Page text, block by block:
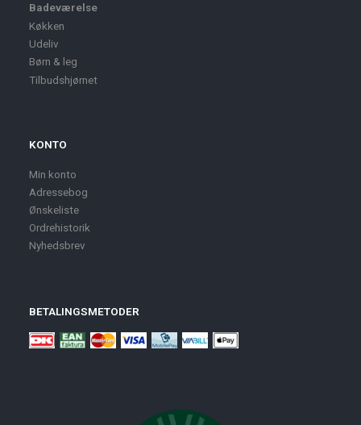
Badeværelse
Køkken
Udeliv
Børn & leg
Tilbudshjørnet
KONTO
Min konto
Adressebog
Ønskeliste
Ordrehistorik
Nyhedsbrev
BETALINGSMETODER